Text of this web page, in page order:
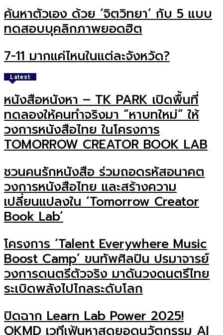
ค้นหาตัวเอง ด้วย ‘จิตวิทยา’ กับ 5 แบบ
ทดสอบบุคลิกภาพยอดฮิต
7-11 มากแค่ไหนในแต่ละจังหวัด?
Latest
หนังสือหนังหา – TK PARK เปิดพื้นที่
ทดลองให้คนทำจริงมา “หาบทใหม่” ให้
วงการหนังสือไทย ในโครงการ
TOMORROW CREATOR BOOK LAB
ชวนคนรักหนังสือ ร่วมถอดรหัสอนาคต
วงการหนังสือไทย และสร้างความ
เปลี่ยนแปลงใน ‘Tomorrow Creator
Book Lab’
โครงการ ‘Talent Everywhere Music
Boost Camp’ ขนทัพศิลปิน ปรมาจารย์
วงการดนตรีตัวจริง มาดันวงดนตรีไทย
ระเบิดพลังไปไกลระดับโลก
ปิดฉาก Learn Lab Power 2025!
OKMD เวทีเฟ้นหาสุดยอดนวัตกรรม AI